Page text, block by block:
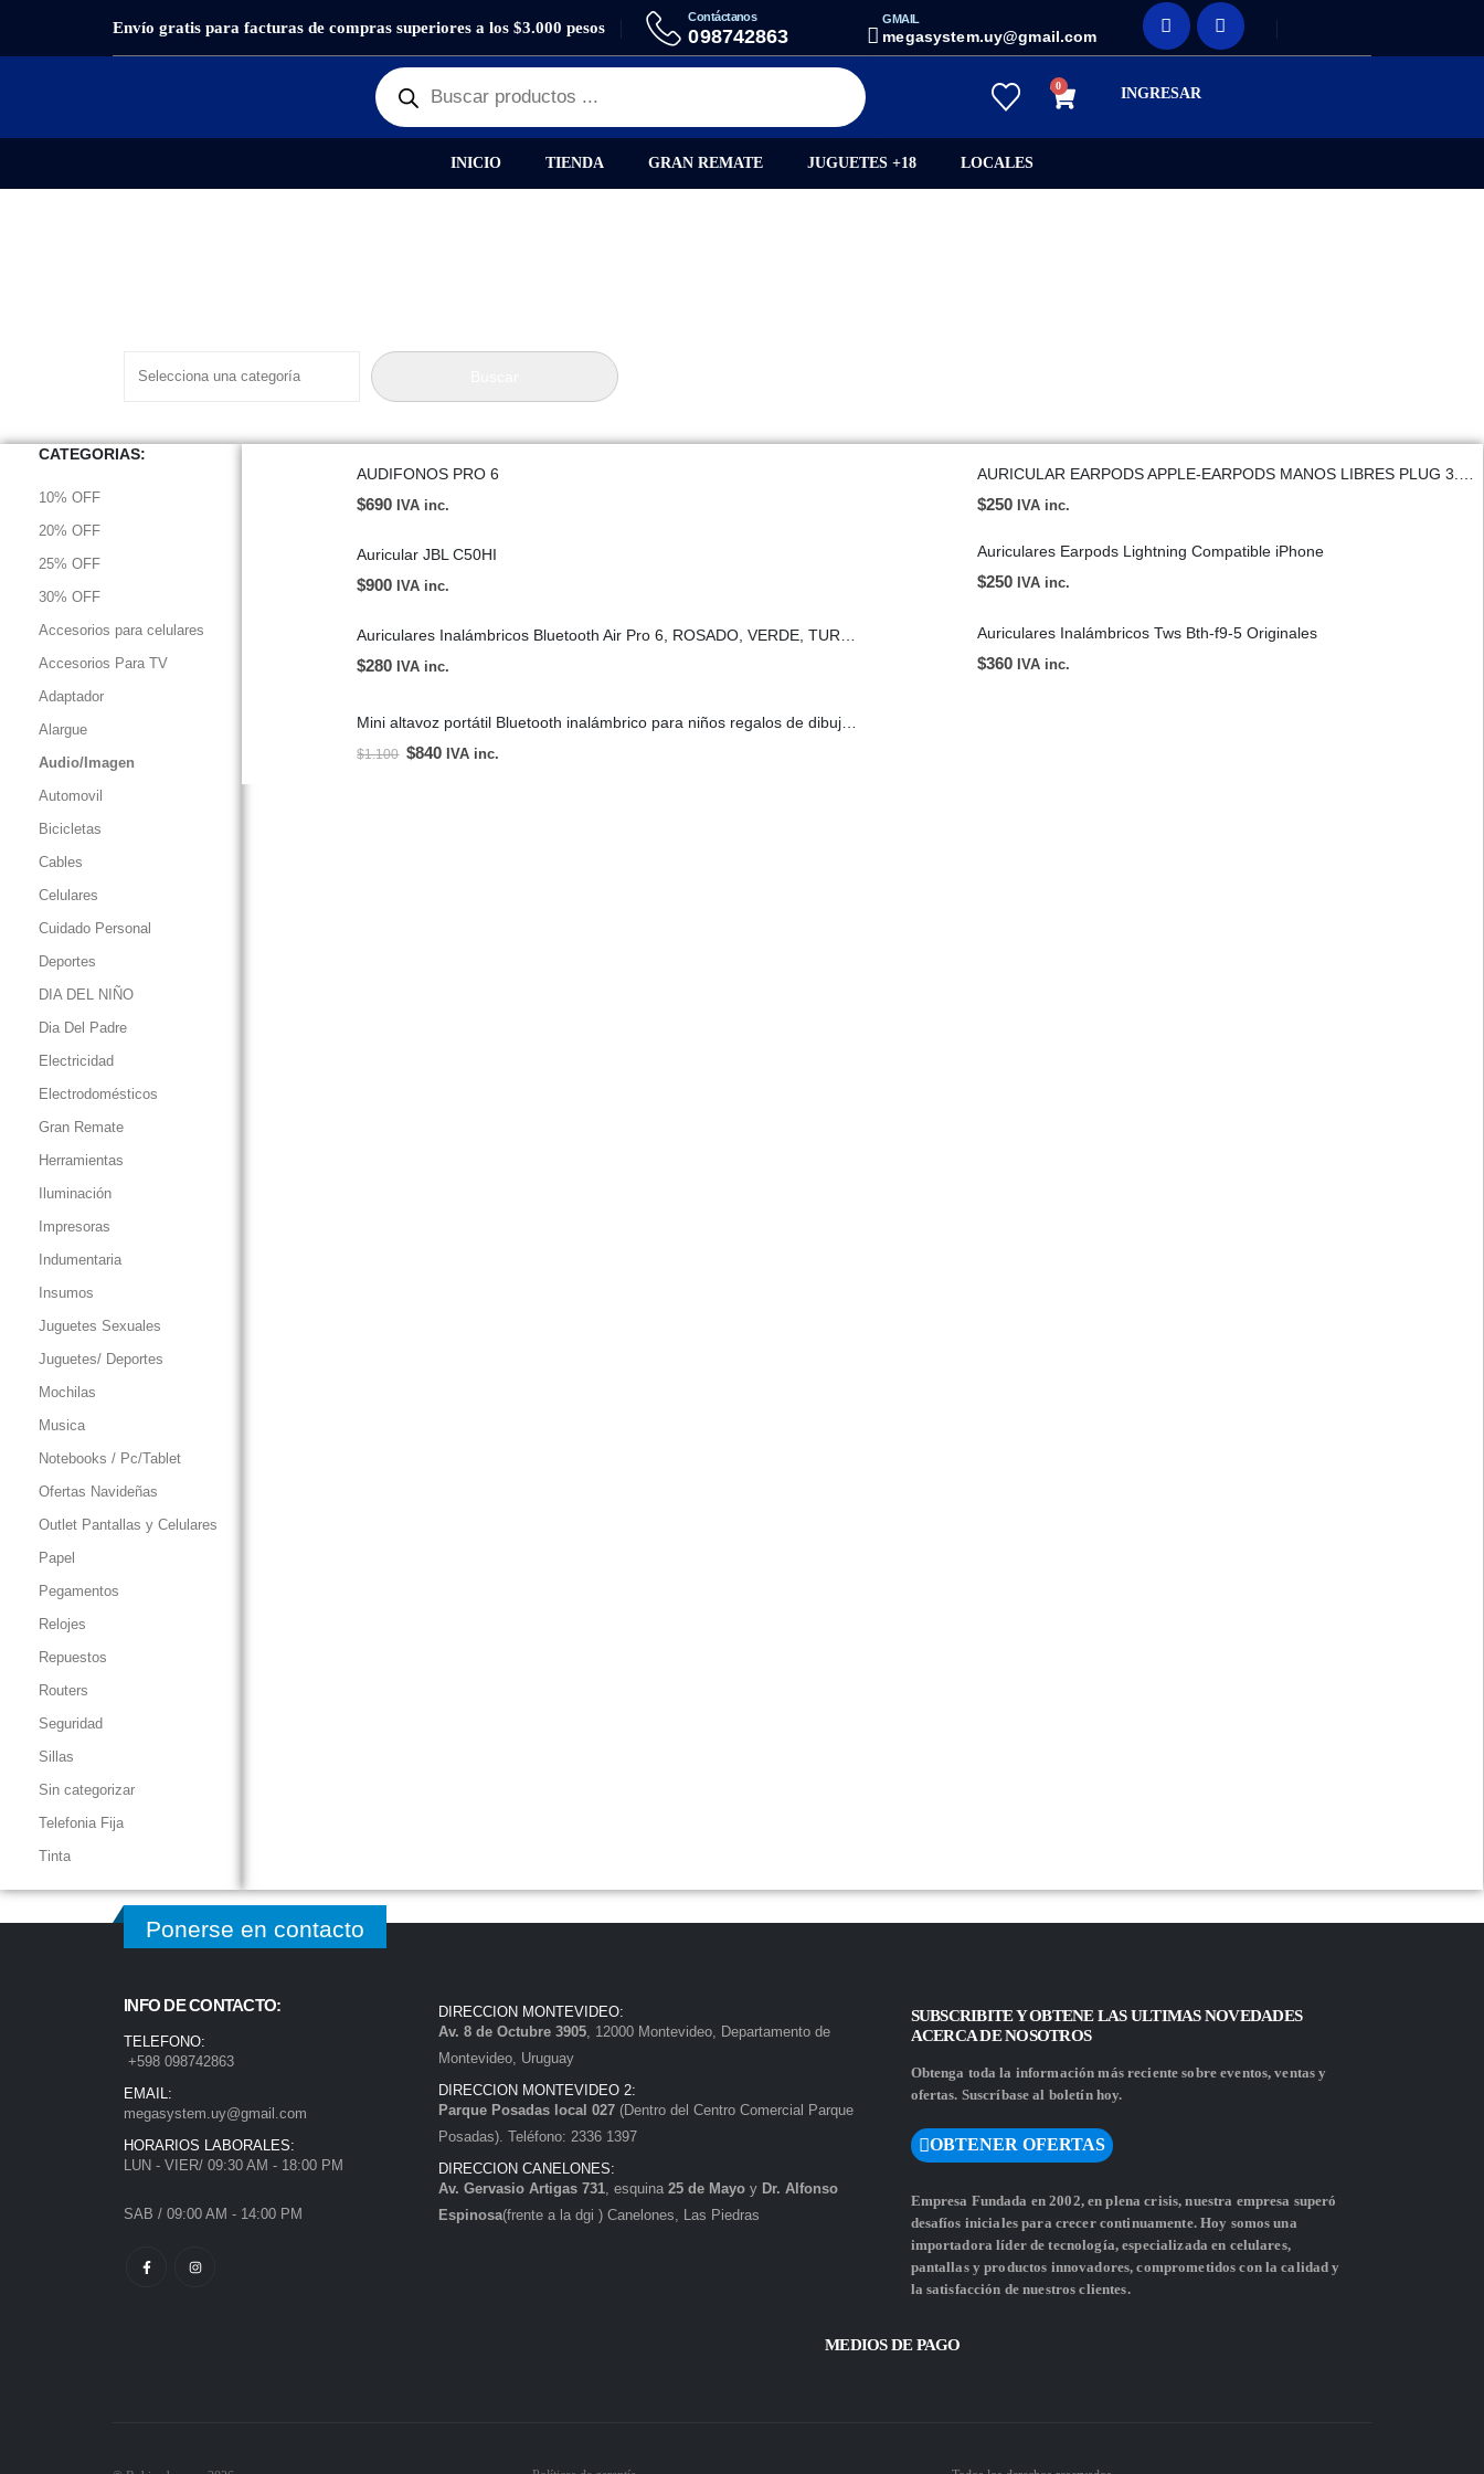
Envío gratis para facturas de compras superiores a los $3.000 pesos
Contáctanos
098742863
GMAIL
megasystem.uy@gmail.com
0 INGRESAR
INICIO TIENDA GRAN REMATE JUGUETES +18 LOCALES
PRODUCTOSAUDIO/IMAGEN ACCESORIOS AURICULARES BLUETOOTH
CATEGORIAS:
10% OFF
20% OFF
25% OFF
30% OFF
Accesorios para celulares
Accesorios Para TV
Adaptador
Alargue
Audio/Imagen
Automovil
Bicicletas
Cables
Celulares
Cuidado Personal
Deportes
DIA DEL NIÑO
Dia Del Padre
Electricidad
Electrodomésticos
Gran Remate
Herramientas
Iluminación
Impresoras
Indumentaria
Insumos
Juguetes Sexuales
Juguetes/ Deportes
Mochilas
Musica
Notebooks / Pc/Tablet
Ofertas Navideñas
Outlet Pantallas y Celulares
Papel
Pegamentos
Relojes
Repuestos
Routers
Seguridad
Sillas
Sin categorizar
Telefonia Fija
Tinta
AUDIFONOS PRO 6
$690 IVA inc. $250 IVA inc.
Auricular JBL C50HI
$900 IVA inc.
Auriculares Earpods Lightning Compatible iPhone
$250 IVA inc.
$280 IVA inc.
Auriculares Inalámbricos Tws Bth-f9-5 Originales
$360 IVA inc.
$1.100 $840 IVA inc.
Ponerse en contacto
INFO DE CONTACTO:
TELEFONO:
+598 098742863
EMAIL:
megasystem.uy@gmail.com
HORARIOS LABORALES:
LUN - VIER/ 09:30 AM - 18:00 PM
SAB / 09:00 AM - 14:00 PM
DIRECCION MONTEVIDEO:
Av. 8 de Octubre 3905 , 12000 Montevideo, Departamento de
Montevideo, Uruguay
DIRECCION MONTEVIDEO 2:
Parque Posadas local 027 (Dentro del Centro Comercial Parque
Posadas). Teléfono: 2336 1397
DIRECCION CANELONES:
Av. Gervasio Artigas 731 , esquina 25 de Mayo y Dr. Alfonso
Espinosa(frente a la dgi ) Canelones, Las Piedras
SUBSCRIBITE Y OBTENE LAS ULTIMAS NOVEDADES
ACERCA DE NOSOTROS
Obtenga toda la información más reciente sobre eventos, ventas y
ofertas. Suscríbase al boletín hoy.
OBTENER OFERTAS
Empresa Fundada en 2002, en plena crisis, nuestra empresa superó
desafíos iniciales para crecer continuamente. Hoy somos una
importadora líder de tecnología, especializada en celulares,
pantallas y productos innovadores, comprometidos con la calidad y
la satisfacción de nuestros clientes.
MEDIOS DE PAGO